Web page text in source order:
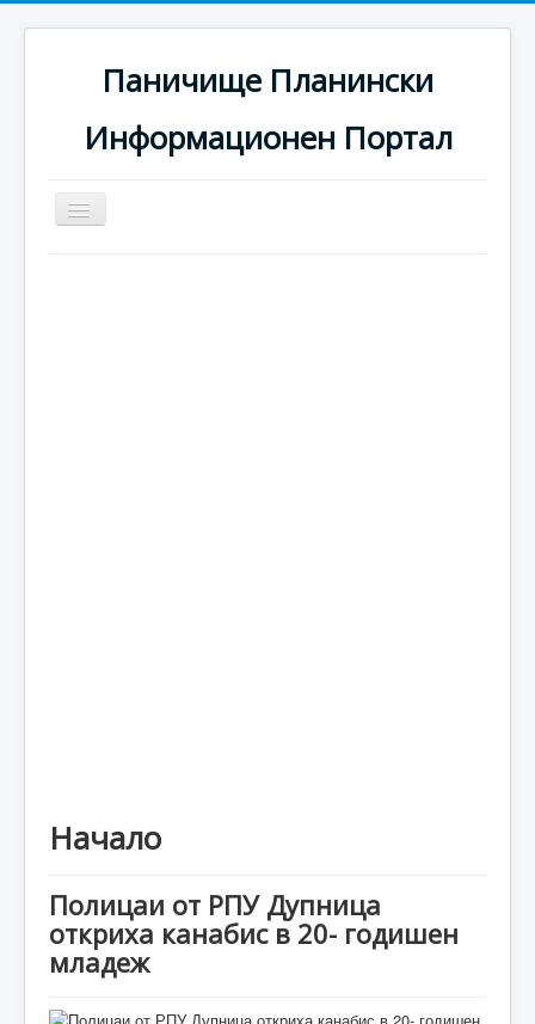
Паничище Планински
Информационен Портал
Превключи
навигация
Начало
Полицаи от РПУ Дупница
откриха канабис в 20- годишен
младеж